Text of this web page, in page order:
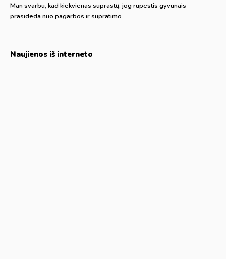
Man svarbu, kad kiekvienas suprastų, jog rūpestis gyvūnais
prasideda nuo pagarbos ir supratimo.
Naujienos iš interneto